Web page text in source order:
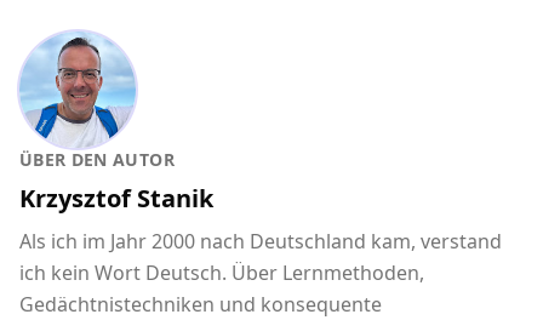
ÜBER DEN AUTOR
Krzysztof Stanik
Als ich im Jahr 2000 nach Deutschland kam, verstand
ich kein Wort Deutsch. Über Lernmethoden,
Gedächtnistechniken und konsequente